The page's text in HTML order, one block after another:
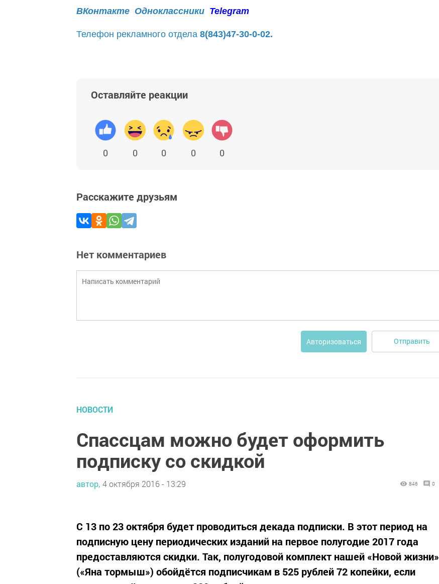
ВКонтакте Одноклассники Telegram
Телефон рекламного отдела 8(843)47-30-0-02.
Оставляйте реакции
0 0 0 0 0
Расскажите друзьям
Нет комментариев
Авторизоваться Отправить
НОВОСТИ
Спассцам можно будет оформить
подписку со скидкой
автор, 4 октября 2016 - 13:29 846 0
С 13 по 23 октября будет проводиться декада подписки. В этот период на
подписную цену периодических изданий на первое полугодие 2017 года
предоставляются скидки. Так, полугодовой комплект нашей «Новой жизни»
(«Яна тормыш») обойдётся подписчикам в 525 рублей 72 копейки, если